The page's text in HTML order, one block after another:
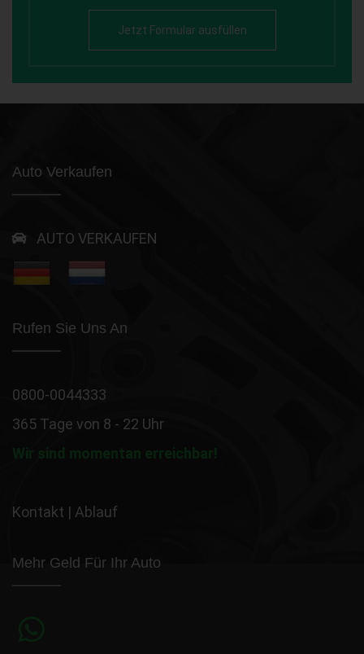
Jetzt Formular ausfüllen
Auto Verkaufen
AUTO VERKAUFEN
Rufen Sie Uns An
0800-0044333
365 Tage von 8 - 22 Uhr
Wir sind momentan erreichbar!
Kontakt | Ablauf
Mehr Geld Für Ihr Auto